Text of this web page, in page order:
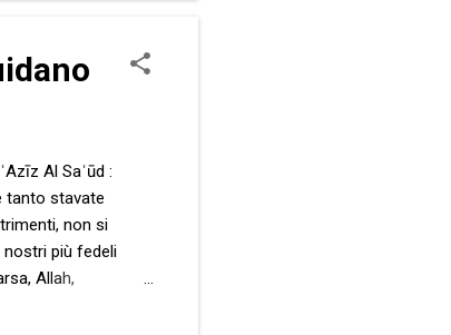
Al Saʿūd :
tanto stavate
non si
nostri più fedeli
Allah,